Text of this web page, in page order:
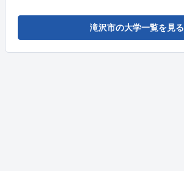
滝沢市の大学一覧を見る